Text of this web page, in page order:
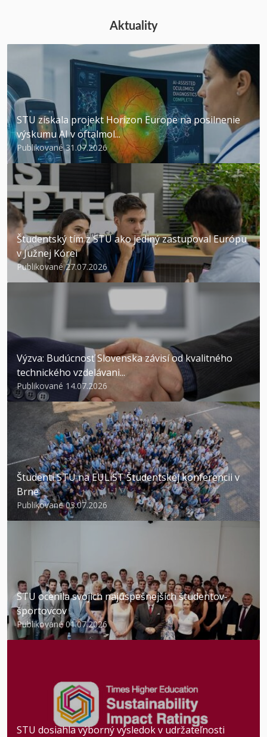
Aktuality
STU získala projekt Horizon Europe na posilnenie
výskumu AI v oftalmol...
Publikované 31.07.2026
Študentský tím z STU ako jediný zastupoval Európu
v Južnej Kórei
Publikované 27.07.2026
Výzva: Budúcnosť Slovenska závisí od kvalitného
technického vzdelávani...
Publikované 14.07.2026
Študenti STU na EULiST Študentskej konferencii v
Brne
Publikované 03.07.2026
STU ocenila svojich najúspešnejších študentov-
športovcov
Publikované 01.07.2026
STU dosiahla výborný výsledok v udržateľnosti